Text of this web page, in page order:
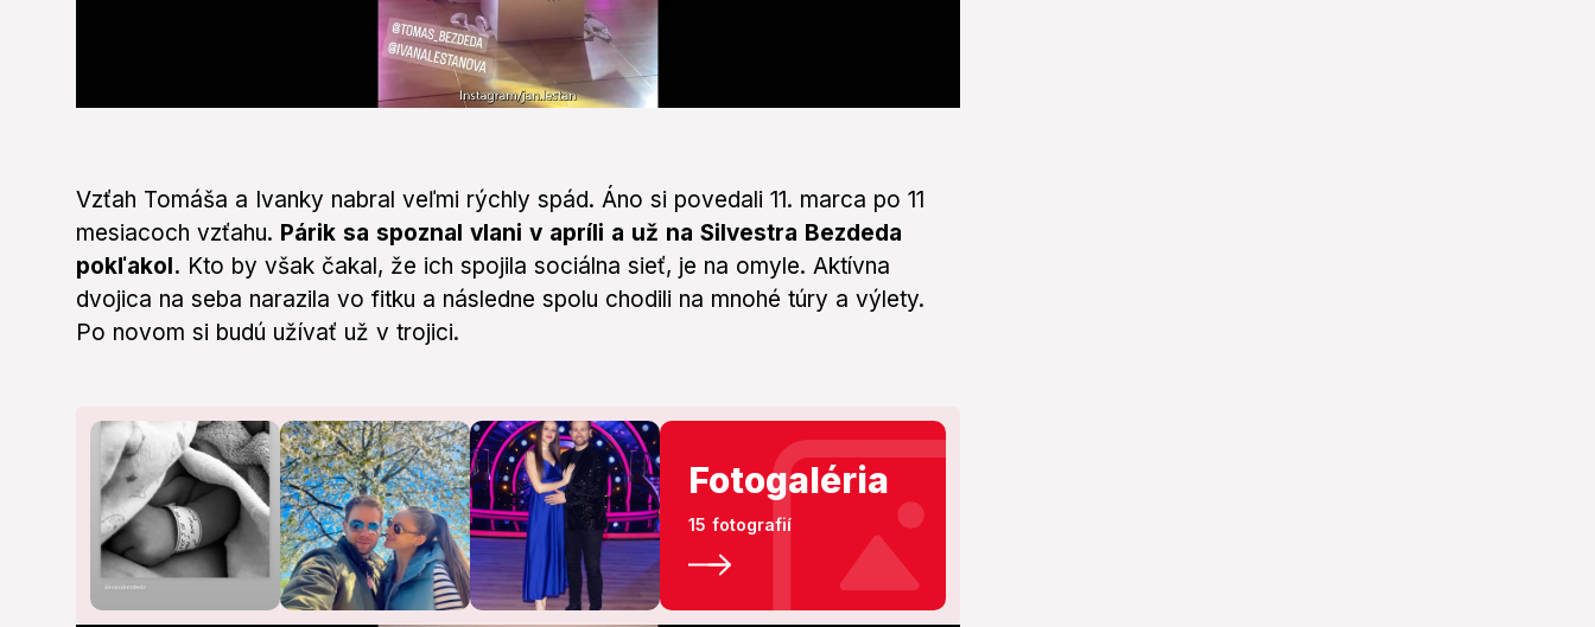
secondsVolume
0%
Vzťah Tomáša a Ivanky nabral veľmi rýchly spád. Áno si povedali 11. marca po 11
mesiacoch vzťahu. Párik sa spoznal vlani v apríli a už na Silvestra Bezdeda
pokľakol. Kto by však čakal, že ich spojila sociálna sieť, je na omyle. Aktívna
dvojica na seba narazila vo fitku a následne spolu chodili na mnohé túry a výlety.
Po novom si budú užívať už v trojici.
Fotogaléria
15 fotografií